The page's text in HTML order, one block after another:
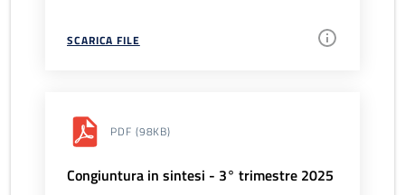
SCARICA FILE
PDF (98KB)
Congiuntura in sintesi - 3° trimestre 2025